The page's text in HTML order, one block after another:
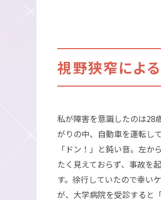
視野狭窄によ
私が障害を意識したのは28
がりの中、自動車を運転し
「ドン！」と鈍い音。左か
たく見えておらず、事故を
す。徐行していたので幸い
が、大学病院を受診すると